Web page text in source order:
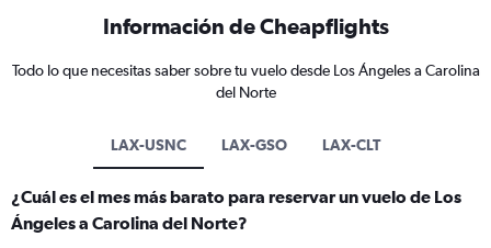
Información de Cheapflights
Todo lo que necesitas saber sobre tu vuelo desde Los Ángeles a Carolina
del Norte
LAX-USNC LAX-GSO LAX-CLT
¿Cuál es el mes más barato para reservar un vuelo de Los
Ángeles a Carolina del Norte?